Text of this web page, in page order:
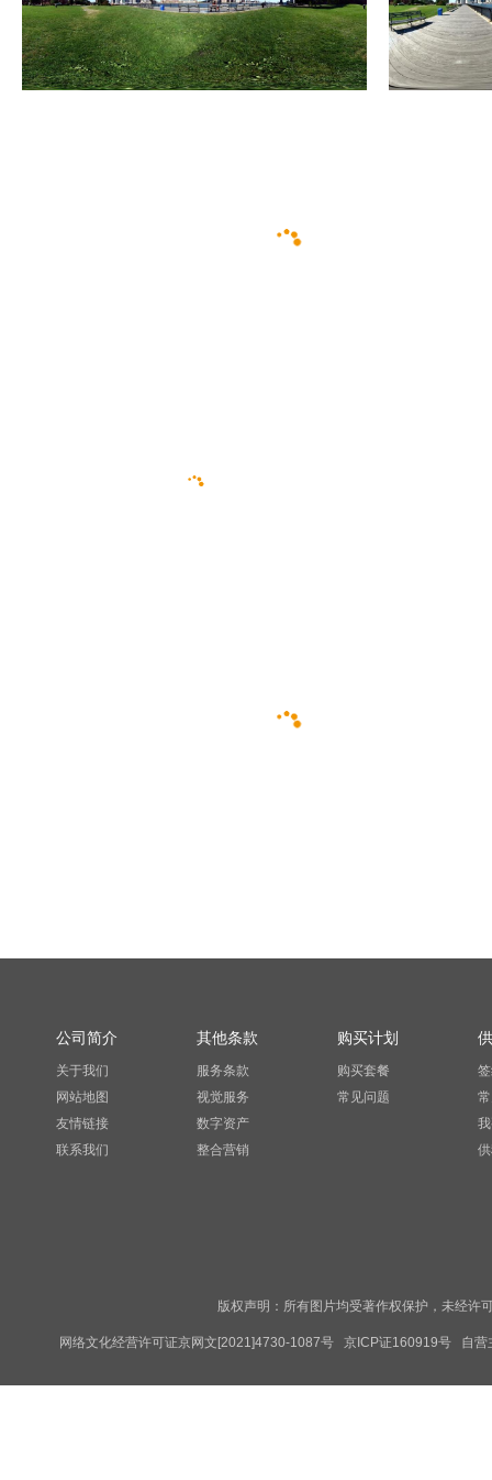
公司简介
关于我们
网站地图
友情链接
联系我们
其他条款
服务条款
视觉服务
数字资产
整合营销
购买计划
购买套餐
常见问题
版权声明：所有图片均受著作权保护，未经许
网络文化经营许可证京网文[2021]4730-1087号 京ICP证160919号 自营